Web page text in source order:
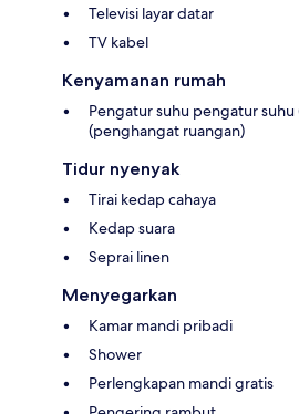
Televisi layar datar
TV kabel
Kenyamanan rumah
Pengatur suhu pengatur
(penghangat ruangan)
Tidur nyenyak
Tirai kedap cahaya
Kedap suara
Seprai linen
Menyegarkan
Kamar mandi pribadi
Shower
Perlengkapan mandi gratis